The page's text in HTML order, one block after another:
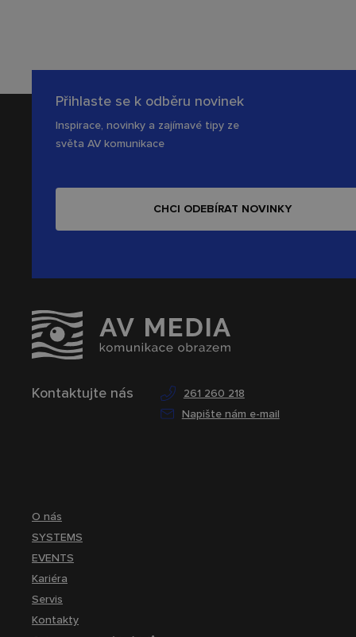
Kontaktujte nás
261 260 218
Napište nám e-mail
Přihlaste se k odběru novinek
Inspirace, novinky a zajímavé tipy ze
světa AV komunikace
CHCI ODEBÍRAT NOVINKY
O nás
SYSTEMS
EVENTS
Kariéra
Servis
Kontakty